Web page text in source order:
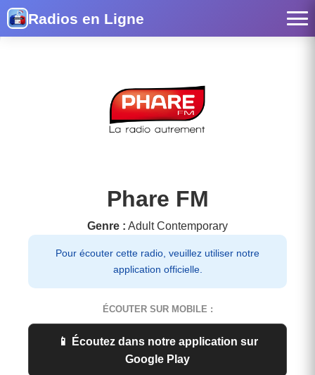
Radios en Ligne
Phare FM
Genre : Adult Contemporary
Pour écouter cette radio, veuillez utiliser notre
application officielle.
ÉCOUTER SUR MOBILE :
📱 Écoutez dans notre application sur
Google Play